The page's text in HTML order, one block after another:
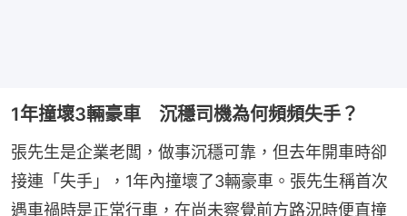
1年撞壞3輛豪車 沉穩司機為何頻頻失手？
張先生是企業老闆，做事沉穩可靠，但去年開車時卻
接連「失手」，1年內撞壞了3輛豪車。張先生稱首次
遇車禍時是正常行車，在尚未察覺前方路況時便直撞